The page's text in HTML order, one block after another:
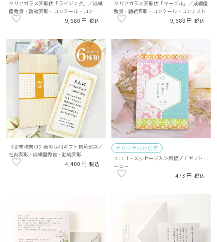
クリアガラス表彰状「ライジング」／成績
優秀賞・勤続表彰・コンクール・コンテス
ト
9,680 税込
クリアガラス表彰状「マーブル」／成績優
秀賞・勤続表彰・コンクール・コンテスト
9,680 税込
《企業様向け》表彰状付ギフト桐箱BOX／
社内表彰・成績優秀賞・勤続表彰
4,400 税込
オリジナル対応可
＜ロゴ・メッセージ入＞和柄プチギフトコ
ーヒー
473 税込